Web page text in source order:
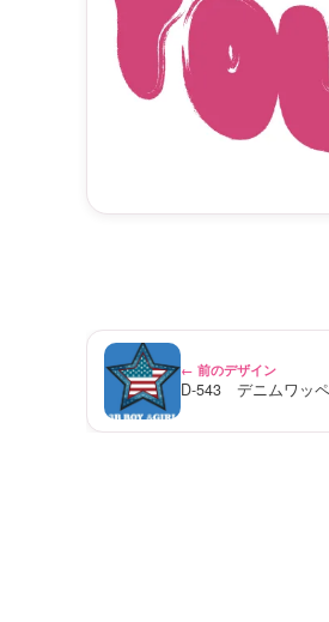
← 前のデザイン
D-543 デニムワッ